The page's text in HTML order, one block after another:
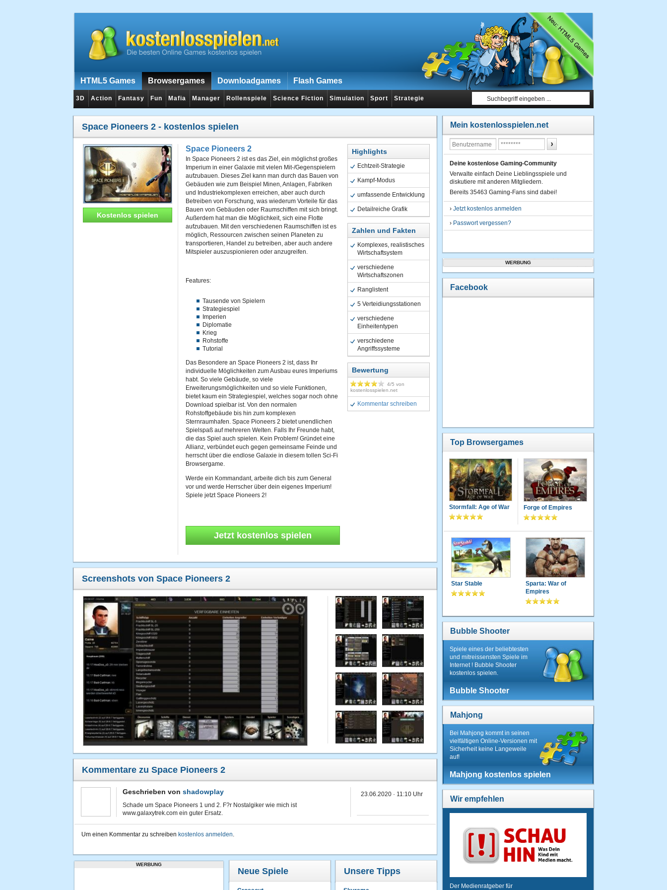
HTML5 Games Browsergames Downloadgames Flash Games
3D Action Fantasy Fun Mafia Manager Rollenspiele Science Fiction Simulation Sport Strategie
Space Pioneers 2 - kostenlos spielen
Kostenlos spielen
Space Pioneers 2
In Space Pioneers 2 ist es das Ziel, ein möglichst großes
Imperium in einer Galaxie mit vielen Mit-/Gegenspielern
aufzubauen. Dieses Ziel kann man durch das Bauen von
Gebäuden wie zum Beispiel Minen, Anlagen, Fabriken
und Industriekomplexen erreichen, aber auch durch
Betreiben von Forschung, was wiederum Vorteile für das
Bauen von Gebäuden oder Raumschiffen mit sich bringt.
Außerdem hat man die Möglichkeit, sich eine Flotte
aufzubauen. Mit den verschiedenen Raumschiffen ist es
möglich, Ressourcen zwischen seinen Planeten zu
transportieren, Handel zu betreiben, aber auch andere
Mitspieler auszuspionieren oder anzugreifen.
Features:
Tausende von Spielern
Strategiespiel
Imperien
Diplomatie
Krieg
Rohstoffe
Tutorial
Das Besondere an Space Pioneers 2 ist, dass Ihr
individuelle Möglichkeiten zum Ausbau eures Imperiums
habt. So viele Gebäude, so viele
Erweiterungsmöglichkeiten und so viele Funktionen,
bietet kaum ein Strategiespiel, welches sogar noch ohne
Download spielbar ist. Von den normalen
Rohstoffgebäude bis hin zum komplexen
Sternraumhafen. Space Pioneers 2 bietet unendlichen
Spielspaß auf mehreren Welten. Falls Ihr Freunde habt,
die das Spiel auch spielen. Kein Problem! Gründet eine
Allianz, verbündet euch gegen gemeinsame Feinde und
herrscht über die endlose Galaxie in diesem tollen Sci-Fi
Browsergame.
Werde ein Kommandant, arbeite dich bis zum General
vor und werde Herrscher über dein eigenes Imperium!
Spiele jetzt Space Pioneers 2!
Jetzt kostenlos spielen
Highlights
Echtzeit-Strategie
Kampf-Modus
umfassende Entwicklung
Detailreiche Grafik
Zahlen und Fakten
Komplexes, realistisches
Wirtschaftsystem
verschiedene
Wirtschaftszonen
Ranglistent
5 Verteidiungsstationen
verschiedene
Einheitentypen
verschiedene
Angriffssysteme
Bewertung
4/5 von
kostenlosspielen.net
Kommentar schreiben
Screenshots von Space Pioneers 2
Kommentare zu Space Pioneers 2
Geschrieben von shadowplay
Schade um Space Pioneers 1 und 2. F?r Nostalgiker wie mich ist
www.galaxytrek.com ein guter Ersatz.
23.06.2020 · 11:10 Uhr
Um einen Kommentar zu schreiben kostenlos anmelden.
WERBUNG
Neue Spiele Unsere Tipps
Mein kostenlosspielen.net
Deine kostenlose Gaming-Community
Verwalte einfach Deine Lieblingsspiele und
diskutiere mit anderen Mitgliedern.
Bereits 35463 Gaming-Fans sind dabei!
› Jetzt kostenlos anmelden
› Passwort vergessen?
WERBUNG
Facebook
Top Browsergames
Stormfall: Age of War Forge of Empires
Star Stable
Sparta: War of
Empires
Bubble Shooter
Spiele eines der beliebtesten
und mitreissensten Spiele im
Internet ! Bubble Shooter
kostenlos spielen.
Bubble Shooter
Mahjong
Bei Mahjong kommt in seinen
vielfältigen Online-Versionen mit
Sicherheit keine Langeweile
auf!
Mahjong kostenlos spielen
Wir empfehlen
Der Medienratgeber für